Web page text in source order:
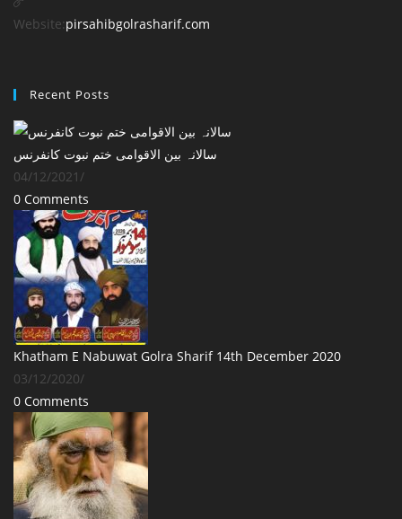
Website:pirsahibgolrasharif.com
Recent Posts
‎سالانہ بین الاقوامی ختم نبوت کانفرنس
04/12/2021 /
0 Comments
Khatham E Nabuwat Golra Sharif 14th December 2020
03/12/2020/
0 Comments